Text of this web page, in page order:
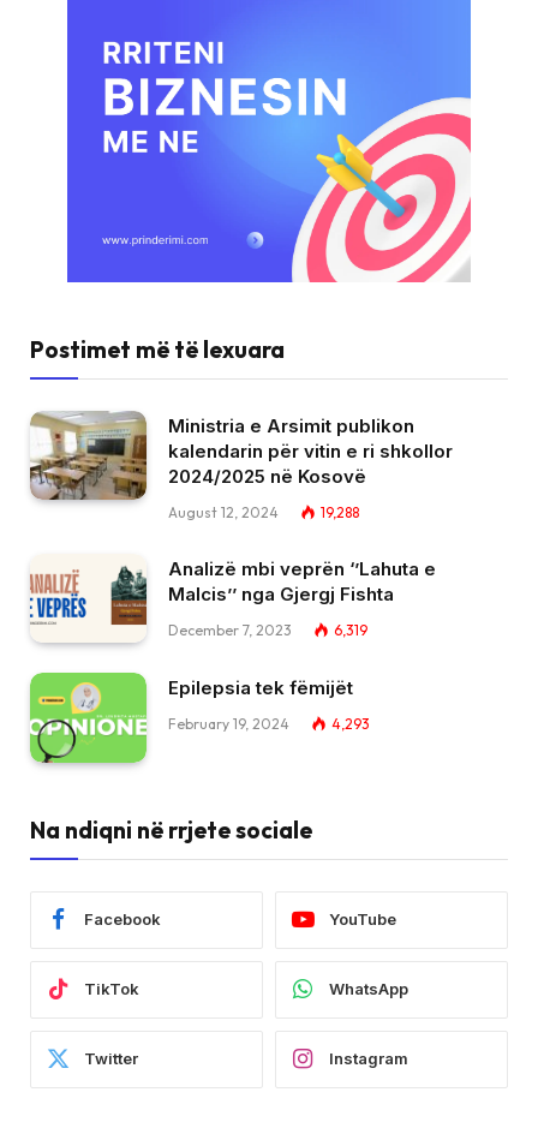
Postimet më të lexuara
Ministria e Arsimit publikon
kalendarin për vitin e ri shkollor
2024/2025 në Kosovë
August 12, 2024 19,288
Analizë mbi veprën ‘’Lahuta e
Malcis’’ nga Gjergj Fishta
December 7, 2023 6,319
Epilepsia tek fëmijët
February 19, 2024 4,293
Na ndiqni në rrjete sociale
Facebook YouTube
TikTok WhatsApp
Twitter Instagram